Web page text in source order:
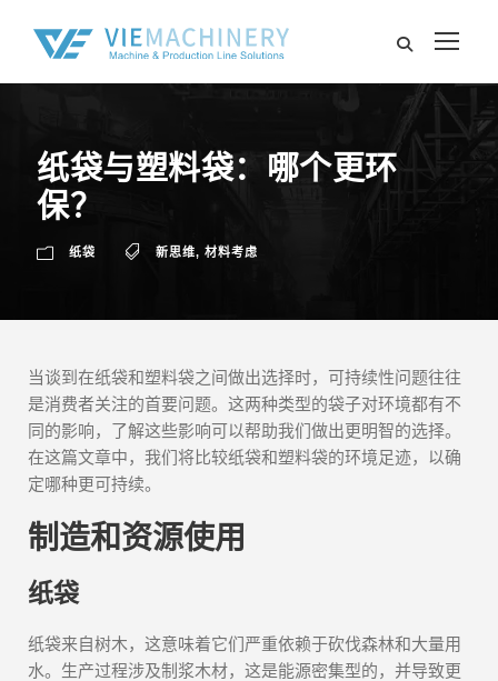
纸袋与塑料袋：哪个更环
保？
纸袋 新思维, 材料考虑
当谈到在纸袋和塑料袋之间做出选择时，可持续性问题往往
是消费者关注的首要问题。这两种类型的袋子对环境都有不
同的影响，了解这些影响可以帮助我们做出更明智的选择。
在这篇文章中，我们将比较纸袋和塑料袋的环境足迹，以确
定哪种更可持续。
制造和资源使用
纸袋
纸袋来自树木，这意味着它们严重依赖于砍伐森林和大量用
水。生产过程涉及制浆木材，这是能源密集型的，并导致更